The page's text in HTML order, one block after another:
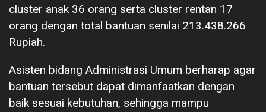
cluster anak 36 orang serta cluster rentan 17
orang dengan total bantuan senilai 213.438.266
Rupiah.
Asisten bidang Administrasi Umum berharap agar
bantuan tersebut dapat dimanfaatkan dengan
baik sesuai kebutuhan, sehingga mampu